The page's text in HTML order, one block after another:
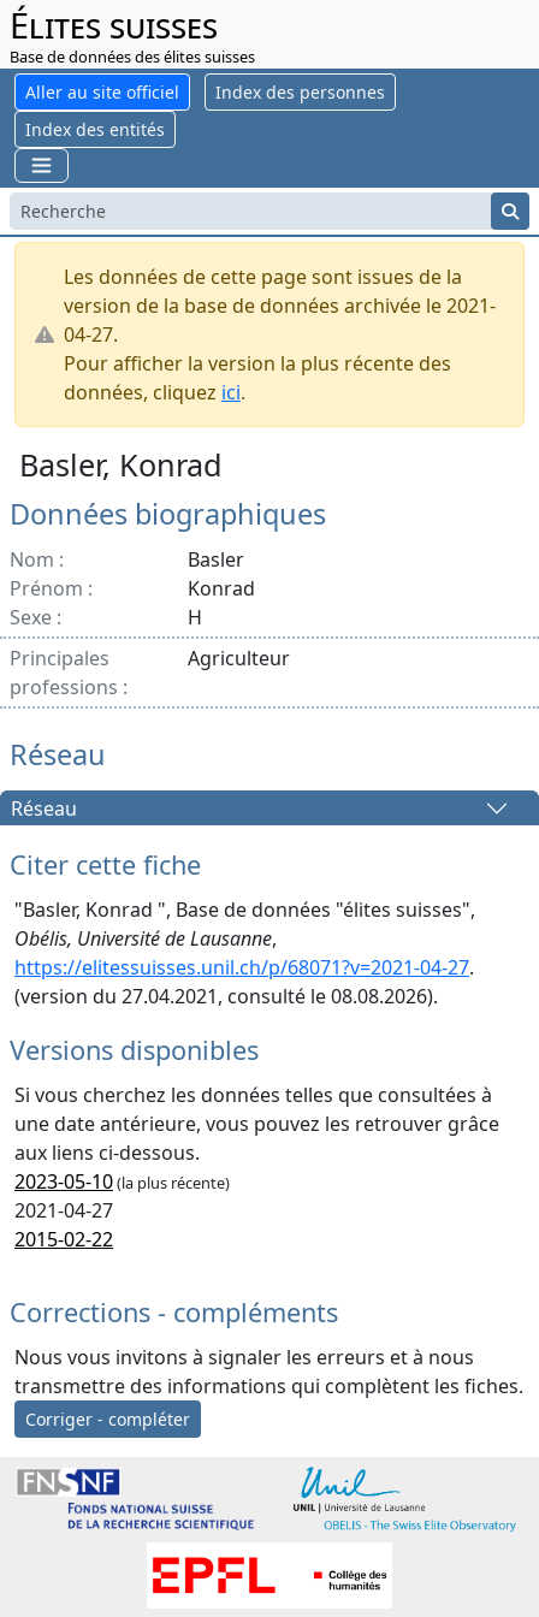
Élites suisses
Base de données des élites suisses
Aller au site officiel
Index des personnes
Index des entités
Les données de cette page sont issues de la
version de la base de données archivée le 2021-
04-27.
Pour afficher la version la plus récente des
données, cliquez ici.
Basler, Konrad
Données biographiques
Nom :
Basler
Prénom :
Konrad
Sexe :
H
Principales
professions :
Agriculteur
Réseau
Réseau
Citer cette fiche
"Basler, Konrad ", Base de données "élites suisses",
Obélis, Université de Lausanne,
https://elitessuisses.unil.ch/p/68071?v=2021-04-27.
(version du 27.04.2021, consulté le 08.08.2026).
Versions disponibles
Si vous cherchez les données telles que consultées à
une date antérieure, vous pouvez les retrouver grâce
aux liens ci-dessous.
2023-05-10(la plus récente)
2021-04-27
2015-02-22
Corrections - compléments
Nous vous invitons à signaler les erreurs et à nous
transmettre des informations qui complètent les fiches.
Corriger - compléter